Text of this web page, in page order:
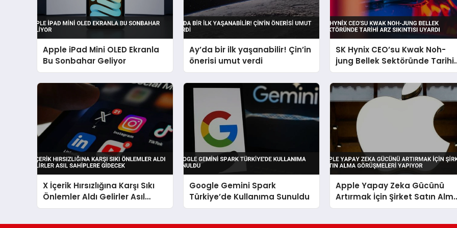
Apple iPad Mini OLED Ekranla
Bu Sonbahar Geliyor
Ay’da bir ilk yaşanabilir! Çin’in
önerisi umut verdi
SK Hynix CEO’su Kwak Noh-
jung Bellek Sektöründe Tarihi
Arz Sıkıntısı Uyardı
X İçerik Hırsızlığına Karşı Sıkı
Önlemler Aldı Gelirler Asıl
Sahiplere Gidecek
Google Gemini Spark
Türkiye’de Kullanıma Sunuldu
Apple Yapay Zeka Gücünü
Artırmak İçin Şirket Satın
Görüşmeleri Yapıyor